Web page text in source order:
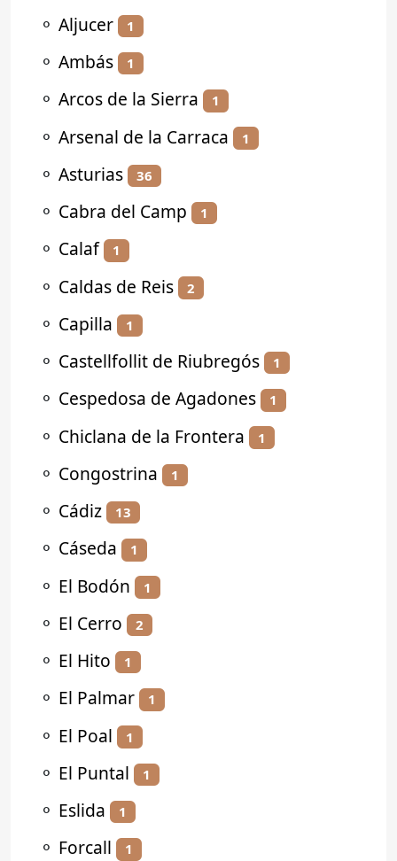
⚬ Aljucer 1
⚬ Ambás 1
⚬ Arcos de la Sierra 1
⚬ Arsenal de la Carraca 1
⚬ Asturias 36
⚬ Cabra del Camp 1
⚬ Calaf 1
⚬ Caldas de Reis 2
⚬ Capilla 1
⚬ Castellfollit de Riubregós 1
⚬ Cespedosa de Agadones 1
⚬ Chiclana de la Frontera 1
⚬ Congostrina 1
⚬ Cádiz 13
⚬ Cáseda 1
⚬ El Bodón 1
⚬ El Cerro 2
⚬ El Hito 1
⚬ El Palmar 1
⚬ El Poal 1
⚬ El Puntal 1
⚬ Eslida 1
⚬ Forcall 1